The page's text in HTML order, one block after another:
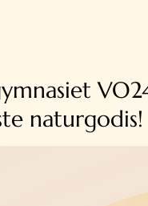
naturgodis!